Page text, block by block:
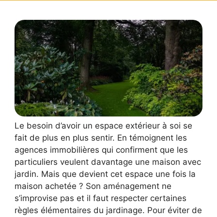
Le besoin d’avoir un espace extérieur à soi se
fait de plus en plus sentir. En témoignent les
agences immobilières qui confirment que les
particuliers veulent davantage une maison avec
jardin. Mais que devient cet espace une fois la
maison achetée ? Son aménagement ne
s’improvise pas et il faut respecter certaines
règles élémentaires du jardinage. Pour éviter de